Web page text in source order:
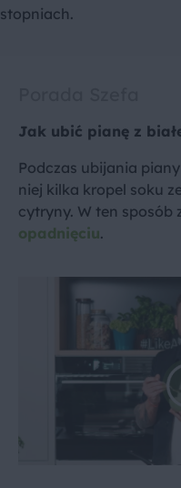
stopniach.
Jak ubić pianę z
Podczas ubijania
niej kilka kropel soku
cytryny. W ten sposób
opadnięciu.